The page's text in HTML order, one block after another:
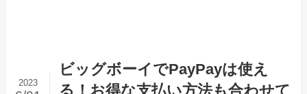
ビッグボーイでPayPayは使え
る！お得な支払い方法も合わせて
2023